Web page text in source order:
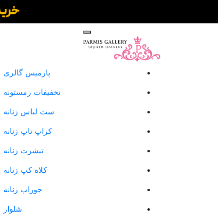
پارمیس گالری
تخفیفات زمستونه
ست لباس زنانه
کراپ تاپ زنانه
تیشرت زنانه
کلاه کپ زنانه
جوراب زنانه
شلوار